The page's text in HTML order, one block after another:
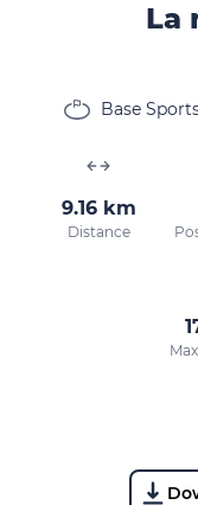
La
Base
9.16 km
Distance